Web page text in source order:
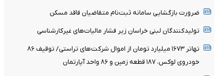
ضرورت بازگشایی سامانه ثبت‌نام متقاضیان فاقد مسکن
تولیدکنندگان لبنی خراسان زیر فشار مالیات‌های غیرکارشناسی
تهاتر ۱۶۷۳ میلیارد تومان از اموال شرکت‌های تراستی/ توقیف ۸۶
خودروی لوکس، ۱۸۷ قطعه زمین و ۸۶ واحد آپارتمان